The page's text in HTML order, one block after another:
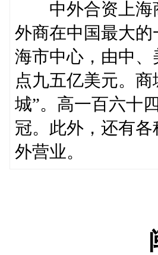
中外合资上海
外商在中国最大
海市中心，由中
点九五亿美元。
城”。高一百六十
冠。此外，还有
外营业。 （